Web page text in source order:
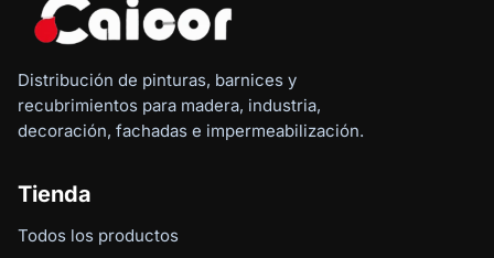
Distribución de pinturas, barnices y
recubrimientos para madera, industria,
decoración, fachadas e impermeabilización.
Tienda
Todos los productos